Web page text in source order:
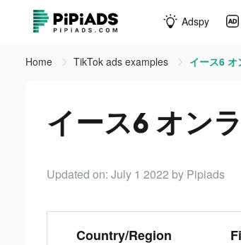
Adspy
Home TikTok ads examples イース6
イース6 オン
Updated on: July 1 2022 by Pipiads
Country/Region